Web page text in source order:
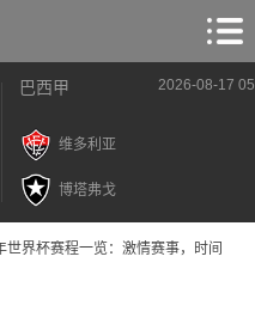
巴西甲 2026-08-17
维多利亚
博塔弗戈
世界杯赛程一览：激情赛事，时间